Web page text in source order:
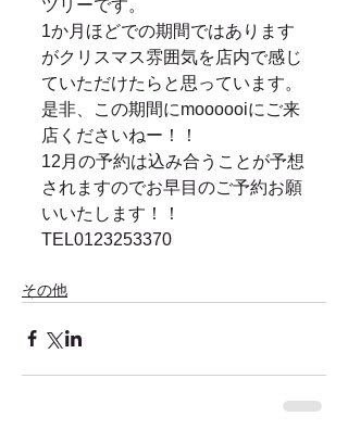
ツリーです。
1か月ほどでの期間ではあります
がクリスマス雰囲気を店内で感じ
ていただけたらと思っています。
是非、この期間にmoooooiにご来
店くださいねー！！
12月の予約は込み合うことが予想
されますのでお早目のご予約お願
いいたします！！
TEL0123253370
その他